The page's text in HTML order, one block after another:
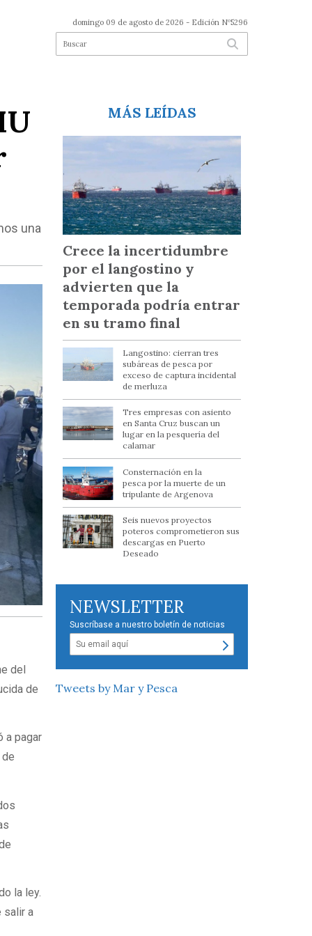
domingo 09 de agosto de 2026 - Edición Nº5296
una
del
de
a pagar
la ley.
salir a
MÁS LEÍDAS
Crece la incertidumbre
por el langostino y
advierten que la
temporada podría entrar
en su tramo final
Langostino: cierran tres
subáreas de pesca por
exceso de captura incidental
de merluza
Tres empresas con asiento
en Santa Cruz buscan un
lugar en la pesquería del
calamar
Consternación en la
pesca por la muerte de un
tripulante de Argenova
Seis nuevos proyectos
poteros comprometieron sus
descargas en Puerto
Deseado
NEWSLETTER
Suscríbase a nuestro boletín de noticias
Tweets by Mar y Pesca